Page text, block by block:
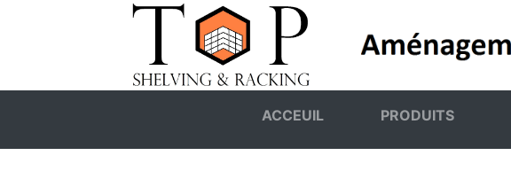
ACCEUIL PRODUITS